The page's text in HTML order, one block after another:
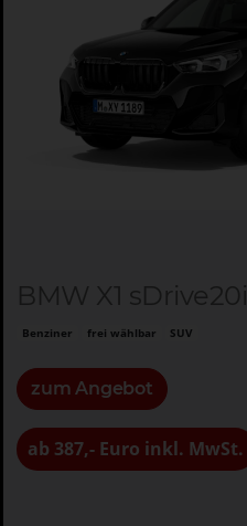
BMW X1 sDrive20i
Benziner frei wählbar SUV
zum Angebot
ab 387,- Euro inkl. MwSt.